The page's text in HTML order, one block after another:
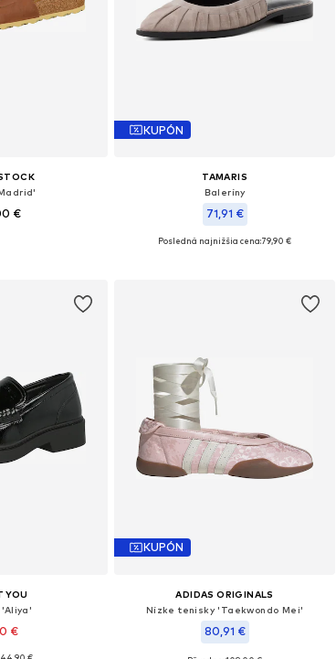
€
KUPÓN
TAMARIS
Baleríny
71,91 €
Dostupné veľkosti: 37, 38, 39, 40, 41, 42
Posledná najnižšia cena:79,90 €
YOU
'Aliya'
€
KUPÓN
ADIDAS ORIGINALS
Nízke tenisky 'Taekwondo Mei'
80,91 €